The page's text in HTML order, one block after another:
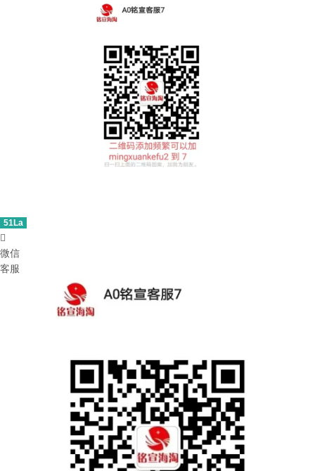
51La

微信
客服